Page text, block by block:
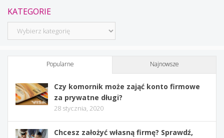
KATEGORIE
Kategorie
Popularne Najnowsze
Czy komornik może zająć konto firmowe
za prywatne długi?
28 stycznia, 2020
Chcesz założyć własną firmę? Sprawdź,